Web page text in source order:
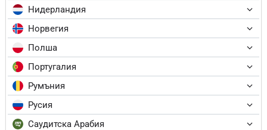
Нидерландия
Норвегия
Полша
Португалия
Румъния
Русия
Саудитска Арабия